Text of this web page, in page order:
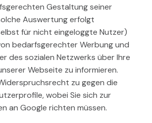
Gestaltung seiner
Auswertung erfolgt
für nicht eingeloggte Nutzer)
bedarfsgerechter Werbung und
des sozialen Netzwerks über Ihre
Webseite zu informieren.
zu gegen die
wobei Sie sich zur
an Google richten müssen.